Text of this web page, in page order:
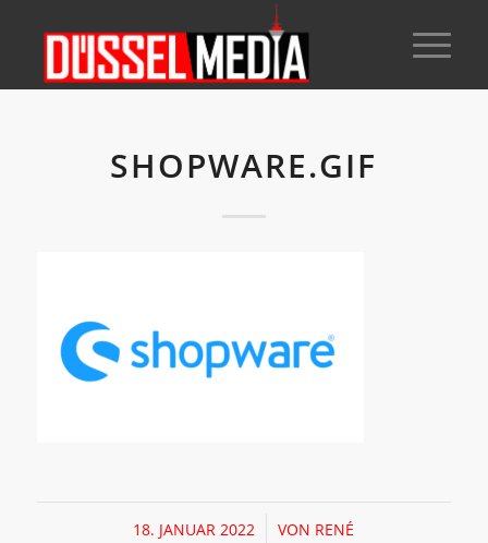
SHOPWARE.GIF
18. JANUAR 2022
/ VON RENÉ